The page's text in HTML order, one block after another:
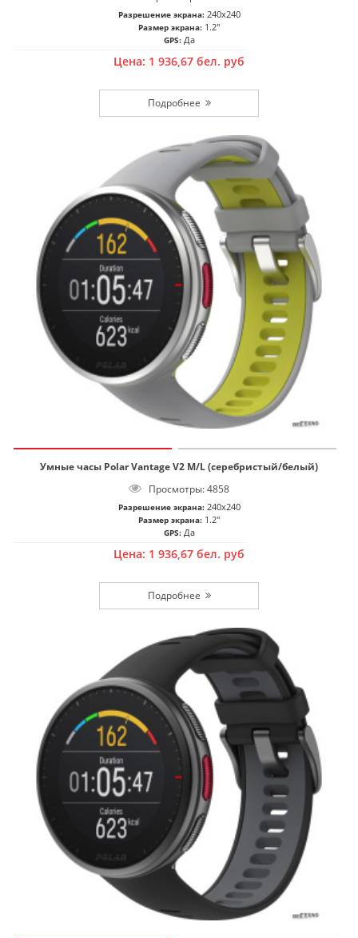
Разрешение экрана: 240x240
Размер экрана: 1.2"
GPS: Да
Цена: 1 936,67 бел. руб
Умные часы Polar Vantage V2 M/L (серебристый/белый)
Просмотры: 4858
Разрешение экрана: 240x240
Размер экрана: 1.2"
GPS: Да
Цена: 1 936,67 бел. руб